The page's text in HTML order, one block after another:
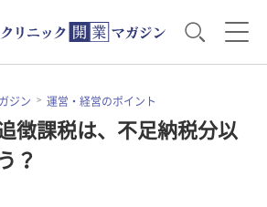
運営・経営のポイント
ジン 運営・経営のポイント
徴課税は、不足納税分以
？